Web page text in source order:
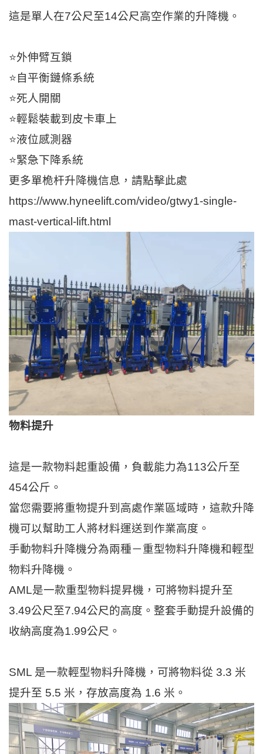
這是單人在7公尺至14公尺高空作業的升降機。
⭐外伸臂互鎖
⭐自平衡鏈條系統
⭐死人開關
⭐輕鬆裝載到皮卡車上
⭐液位感測器
⭐緊急下降系統
更多單桅杆升降機信息，請點擊此處
https://www.hyneelift.com/video/gtwy1-single-
mast-vertical-lift.html
物料提升
這是一款物料起重設備，負載能力為113公斤至
454公斤。
當您需要將重物提升到高處作業區域時，這款升降
機可以幫助工人將材料運送到作業高度。
手動物料升降機分為兩種－重型物料升降機和輕型
物料升降機。
AML是一款重型物料提昇機，可將物料提升至
3.49公尺至7.94公尺的高度。整套手動提升設備的
收納高度為1.99公尺。
SML 是一款輕型物料升降機，可將物料從 3.3 米
提升至 5.5 米，存放高度為 1.6 米。